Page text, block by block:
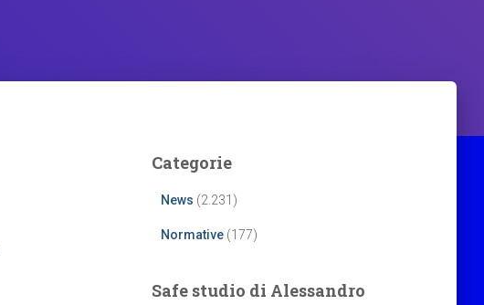
Categorie
News (2.231)
Normative(177)
Safe studio di Alessandro